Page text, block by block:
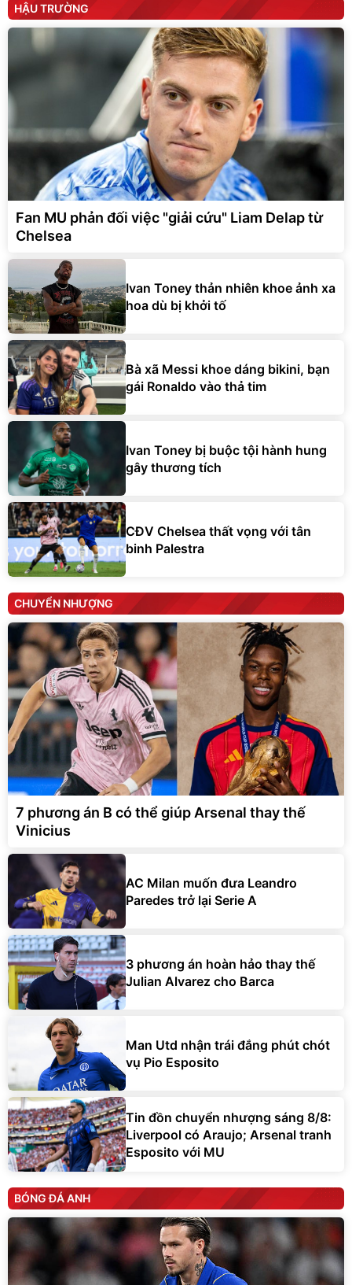
HẬU TRƯỜNG
Fan MU phản đối việc "giải cứu" Liam Delap từ
Chelsea
Ivan Toney thản nhiên khoe ảnh xa
hoa dù bị khởi tố
Bà xã Messi khoe dáng bikini, bạn
gái Ronaldo vào thả tim
Ivan Toney bị buộc tội hành hung
gây thương tích
CĐV Chelsea thất vọng với tân
binh Palestra
CHUYỂN NHƯỢNG
7 phương án B có thể giúp Arsenal thay thế
Vinicius
AC Milan muốn đưa Leandro
Paredes trở lại Serie A
3 phương án hoàn hảo thay thế
Julian Alvarez cho Barca
Man Utd nhận trái đắng phút chót
vụ Pio Esposito
Tin đồn chuyển nhượng sáng 8/8:
Liverpool có Araujo; Arsenal tranh
Esposito với MU
BÓNG ĐÁ ANH